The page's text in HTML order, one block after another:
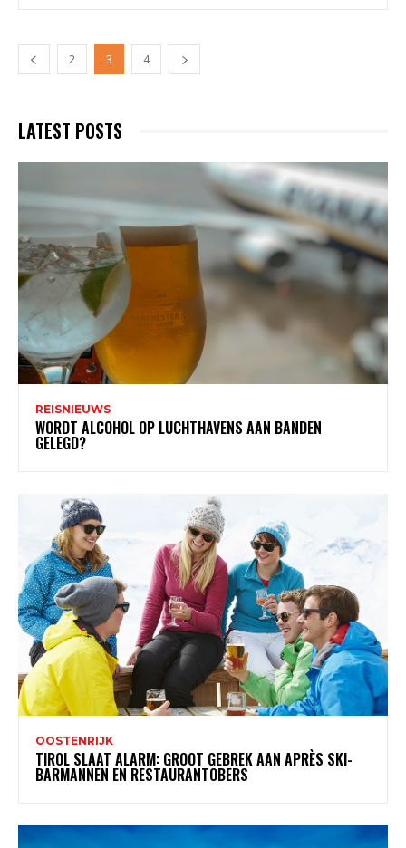
2 3 4
LATEST POSTS
REISNIEUWS
WORDT ALCOHOL OP LUCHTHAVENS AAN BANDEN
GELEGD?
OOSTENRIJK
TIROL SLAAT ALARM: GROOT GEBREK AAN APRÈS SKI-
BARMANNEN EN RESTAURANTOBERS